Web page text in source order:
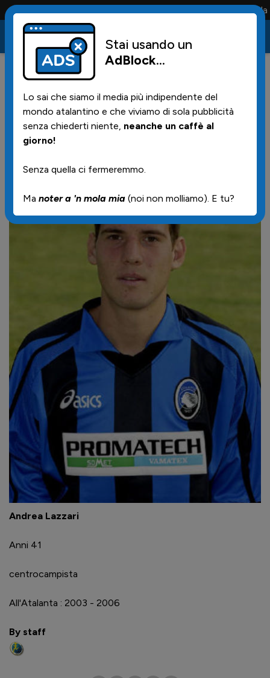
Conta solo la maglia e solo i tifosi la portano tutta la
03/12/2025 | 11.20
Nato oggi
Andrea Lazzari
Anni 41
centrocampista
All'Atalanta : 2003 - 2006
By staff
Stai usando un
AdBlock...
Lo sai che siamo il media più indipendente del
mondo atalantino e che viviamo di sola pubblicità
senza chiederti niente, neanche un caffè al
giorno!
Senza quella ci fermeremmo.
Ma noter a 'n mola mia (noi non molliamo). E tu?